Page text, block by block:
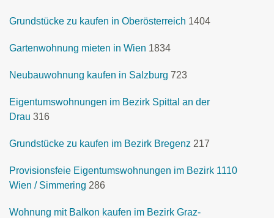
Grundstücke zu kaufen in Oberösterreich 1404
Gartenwohnung mieten in Wien 1834
Neubauwohnung kaufen in Salzburg 723
Eigentumswohnungen im Bezirk Spittal an der
Drau 316
Grundstücke zu kaufen im Bezirk Bregenz 217
Provisionsfeie Eigentumswohnungen im Bezirk 1110
Wien / Simmering 286
Wohnung mit Balkon kaufen im Bezirk Graz-